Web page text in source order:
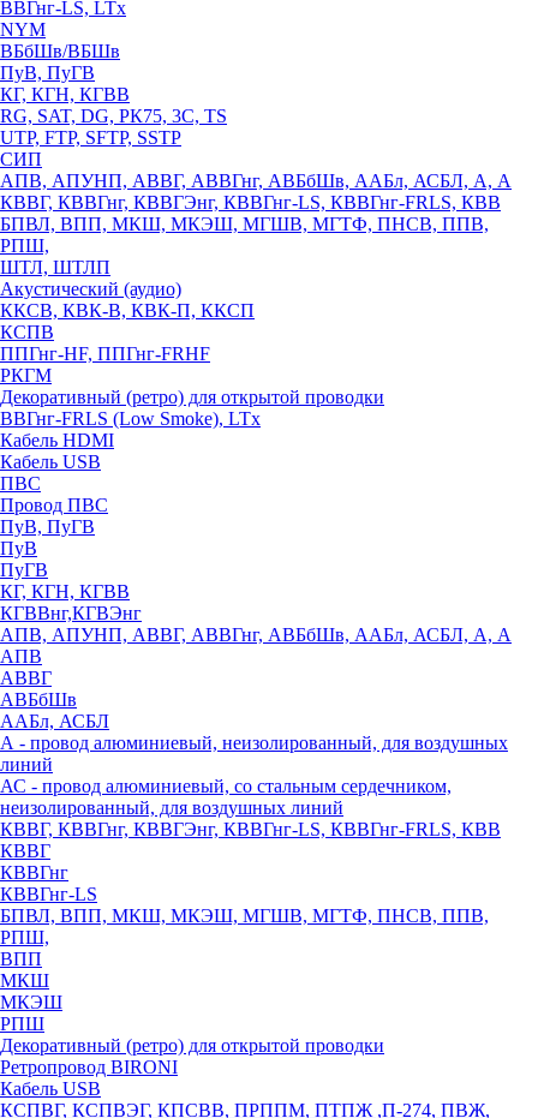
ВВГнг-LS, LTx
NYM
ВБбШв/ВБШв
ПуВ, ПуГВ
КГ, КГН, КГВВ
RG, SAT, DG, РК75, 3С, TS
UTP, FTP, SFTP, SSTP
СИП
АПВ, АПУНП, АВВГ, АВВГнг, АВБбШв, ААБл, АСБЛ, А, А
КВВГ, КВВГнг, КВВГЭнг, КВВГнг-LS, КВВГнг-FRLS, КВВ
БПВЛ, ВПП, МКШ, МКЭШ, МГШВ, МГТФ, ПНСВ, ППВ,
РПШ,
ШТЛ, ШТЛП
Акустический (аудио)
ККСВ, КВК-В, КВК-П, ККСП
КСПВ
ППГнг-HF, ППГнг-FRHF
РКГМ
Декоративный (ретро) для открытой проводки
ВВГнг-FRLS (Low Smoke), LTx
Кабель HDMI
Кабель USB
ПВС
Провод ПВС
ПуВ, ПуГВ
ПуВ
ПуГВ
КГ, КГН, КГВВ
КГВВнг,КГВЭнг
АПВ, АПУНП, АВВГ, АВВГнг, АВБбШв, ААБл, АСБЛ, А, А
АПВ
АВВГ
АВБбШв
ААБл, АСБЛ
А - провод алюминиевый, неизолированный, для воздушных
линий
АС - провод алюминиевый, со стальным сердечником,
неизолированный, для воздушных линий
КВВГ, КВВГнг, КВВГЭнг, КВВГнг-LS, КВВГнг-FRLS, КВВ
КВВГ
КВВГнг
КВВГнг-LS
БПВЛ, ВПП, МКШ, МКЭШ, МГШВ, МГТФ, ПНСВ, ППВ,
РПШ,
ВПП
МКШ
МКЭШ
РПШ
Декоративный (ретро) для открытой проводки
Ретропровод BIRONI
Кабель USB
КСПВГ, КСПВЭГ, КПСВВ, ПРППМ, ПТПЖ ,П-274, ПВЖ,